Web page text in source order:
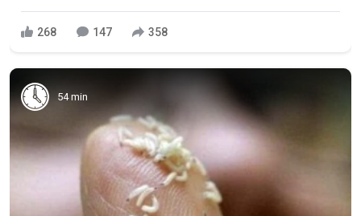
268 147 358
54 min